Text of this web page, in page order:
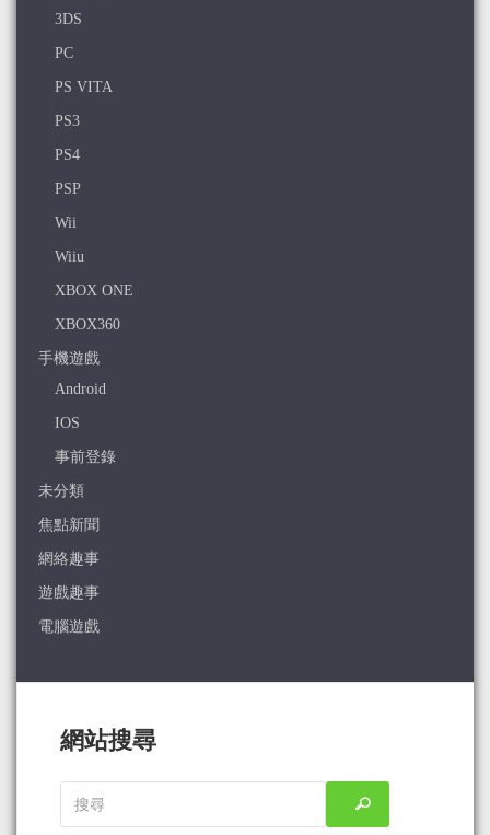
3DS
PC
PS VITA
PS3
PS4
PSP
Wii
Wiiu
XBOX ONE
XBOX360
手機遊戲
Android
IOS
事前登錄
未分類
焦點新聞
網絡趣事
遊戲趣事
電腦遊戲
網站搜尋